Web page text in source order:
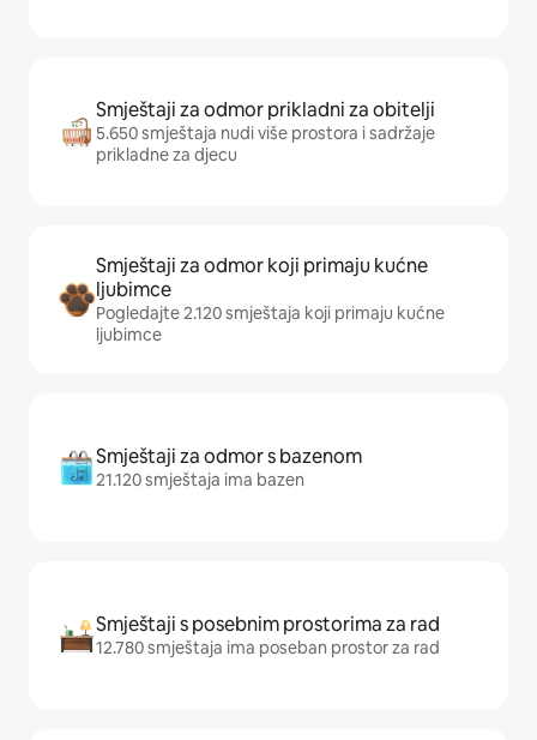
Smještaji za odmor prikladni za obitelji
5.650 smještaja nudi više prostora i sadržaje
prikladne za djecu
Smještaji za odmor koji primaju kućne
ljubimce
Pogledajte 2.120 smještaja koji primaju kućne
ljubimce
Smještaji za odmor s bazenom
21.120 smještaja ima bazen
Smještaji s posebnim prostorima za rad
12.780 smještaja ima poseban prostor za rad